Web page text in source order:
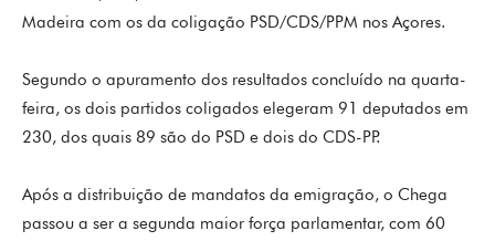
Madeira com os da coligação PSD/CDS/PPM nos Açores.
Segundo o apuramento dos resultados concluído na quarta-
feira, os dois partidos coligados elegeram 91 deputados em
230, dos quais 89 são do PSD e dois do CDS-PP.
Após a distribuição de mandatos da emigração, o Chega
passou a ser a segunda maior força parlamentar, com 60